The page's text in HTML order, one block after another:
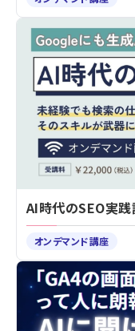
AI時代のSEO実践
オンデマンド講座